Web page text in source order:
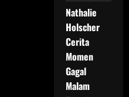
Nathalie
Holscher
Cerita
Momen
Gagal
Malam